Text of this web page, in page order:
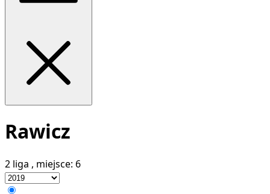
Rawicz
2 liga , miejsce: 6